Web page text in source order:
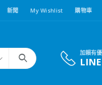
新聞 My Wishlist 購物車
加賴有